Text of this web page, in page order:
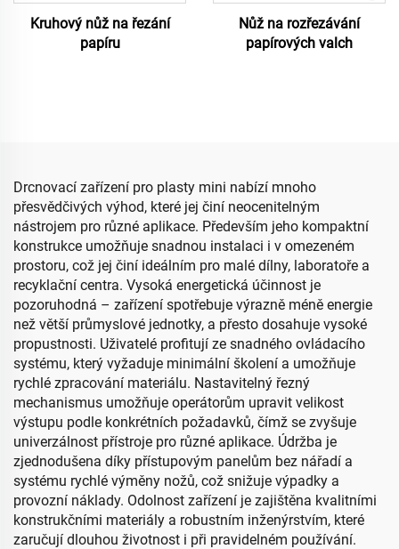
Kruhový nůž na řezání
papíru
Nůž na rozřezávání
papírových valch
Drcnovací zařízení pro plasty mini nabízí mnoho
přesvědčivých výhod, které jej činí neocenitelným
nástrojem pro různé aplikace. Především jeho kompaktní
konstrukce umožňuje snadnou instalaci i v omezeném
prostoru, což jej činí ideálním pro malé dílny, laboratoře a
recyklační centra. Vysoká energetická účinnost je
pozoruhodná – zařízení spotřebuje výrazně méně energie
než větší průmyslové jednotky, a přesto dosahuje vysoké
propustnosti. Uživatelé profitují ze snadného ovládacího
systému, který vyžaduje minimální školení a umožňuje
rychlé zpracování materiálu. Nastavitelný řezný
mechanismus umožňuje operátorům upravit velikost
výstupu podle konkrétních požadavků, čímž se zvyšuje
univerzálnost přístroje pro různé aplikace. Údržba je
zjednodušena díky přístupovým panelům bez nářadí a
systému rychlé výměny nožů, což snižuje výpadky a
provozní náklady. Odolnost zařízení je zajištěna kvalitními
konstrukčními materiály a robustním inženýrstvím, které
zaručují dlouhou životnost i při pravidelném používání.